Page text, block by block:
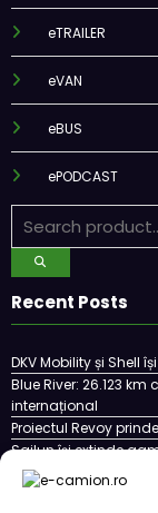
eTRAILER
eVAN
eBUS
ePODCAST
Recent Posts
DKV Mobility și Shell
Blue River: 26.123
internațional
Proiectul Revoy
Sailun își extinde
Lars Ljungström a